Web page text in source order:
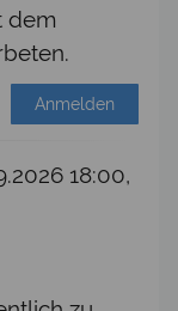
dem
Anmelden
18:00,